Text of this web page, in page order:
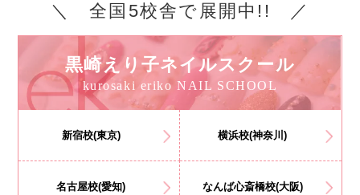
＼ 全国5校舎で展開中!! ／
黒崎えり子ネイルスクール
kurosaki eriko NAIL SCHOOL
新宿校(東京) 横浜校(神奈川)
名古屋校(愛知) なんば心斎橋校(大阪)